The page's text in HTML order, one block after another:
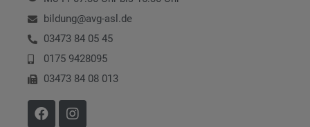
bildung@avg-asl.de
03473 84 05 45
0175 9428095
03473 84 08 013